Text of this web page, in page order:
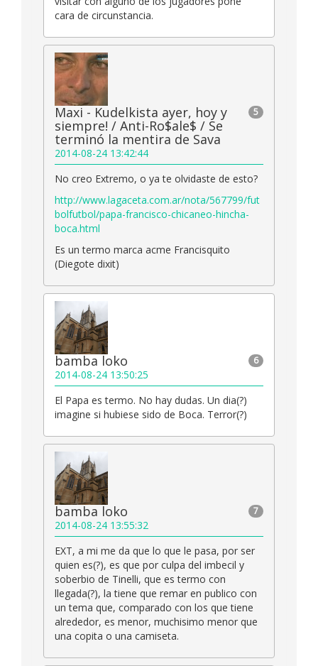
cara de circunstancia.
5
Maxi - Kudelkista ayer, hoy y
siempre! / Anti-Ro$ale$ / Se
terminó la mentira de Sava
2014-08-24 13:42:44
No creo Extremo, o ya te olvidaste de esto?
http://www.lagaceta.com.ar/nota/567799/fut
bolfutbol/papa-francisco-chicaneo-hincha-
boca.html
Es un termo marca acme Francisquito
(Diegote dixit)
6
bamba loko
2014-08-24 13:50:25
El Papa es termo. No hay dudas. Un dia(?)
imagine si hubiese sido de Boca. Terror(?)
7
bamba loko
2014-08-24 13:55:32
EXT, a mi me da que lo que le pasa, por ser
quien es(?), es que por culpa del imbecil y
soberbio de Tinelli, que es termo con
llegada(?), la tiene que remar en publico con
un tema que, comparado con los que tiene
alrededor, es menor, muchisimo menor que
una copita o una camiseta.